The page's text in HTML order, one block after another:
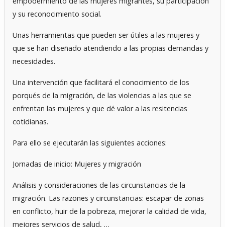
y su reconocimiento social.
Unas herramientas que pueden ser útiles a las mujeres y
que se han diseñado atendiendo a las propias demandas y
necesidades.
Una intervención que facilitará el conocimiento de los
porqués de la migración, de las violencias a las que se
enfrentan las mujeres y que dé valor a las resitencias
cotidianas.
Para ello se ejecutarán las siguientes acciones:
Jornadas de inicio: Mujeres y migración
Análisis y consideraciones de las circunstancias de la
migración. Las razones y circunstancias: escapar de zonas
en conflicto, huir de la pobreza, mejorar la calidad de vida,
mejores servicios de salud, …